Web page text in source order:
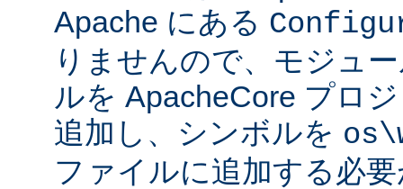
Apache にある
りませんので、モジュ
ルを ApacheCore プロ
追加し、シンボルを
ファイルに追加する必